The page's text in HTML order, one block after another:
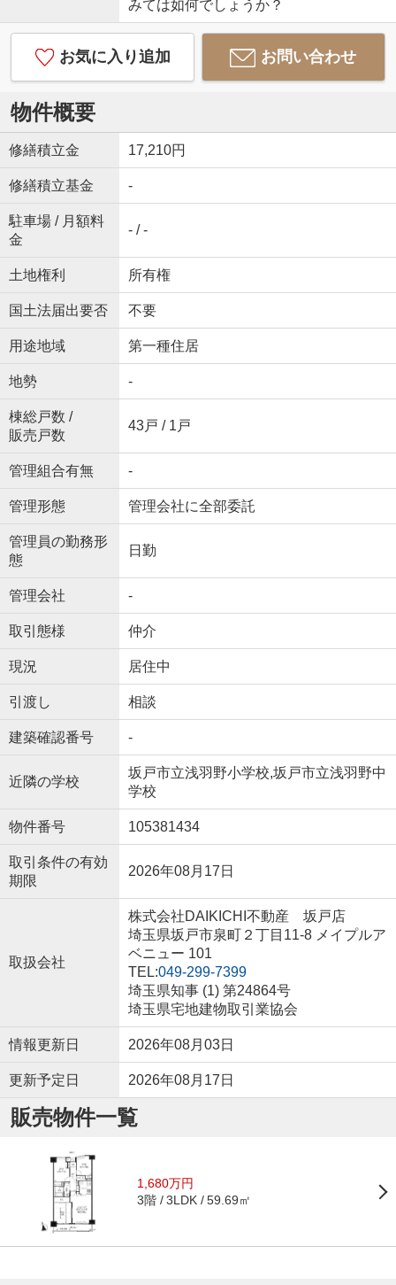
みては如何でしょうか？
お気に入り追加 お問い合わせ
物件概要
修繕積立金 17,210円
修繕積立基金 -
駐車場 / 月額料
金
- / -
土地権利 所有権
国土法届出要否 不要
用途地域 第一種住居
地勢 -
棟総戸数 /
販売戸数
43戸 / 1戸
管理組合有無 -
管理形態 管理会社に全部委託
管理員の勤務形
態
日勤
管理会社 -
取引態様 仲介
現況 居住中
引渡し 相談
建築確認番号 -
近隣の学校
坂戸市立浅羽野小学校,坂戸市立浅羽野中
学校
物件番号 105381434
取引条件の有効
期限
2026年08月17日
取扱会社
株式会社DAIKICHI不動産 坂戸店
埼玉県坂戸市泉町２丁目11-8 メイプルア
ベニュー 101
TEL:049-299-7399
埼玉県知事 (1) 第24864号
埼玉県宅地建物取引業協会
情報更新日 2026年08月03日
更新予定日 2026年08月17日
販売物件一覧
1,680万円
3階 3LDK 59.69㎡